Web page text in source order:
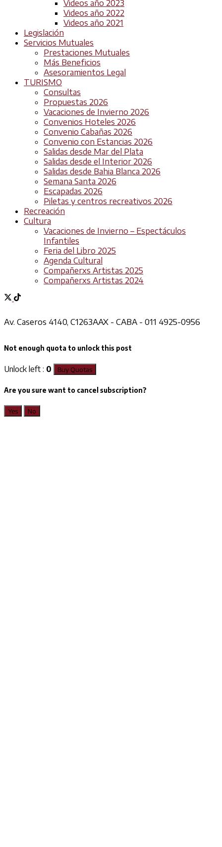
Videos año 2023
Videos año 2022
Videos año 2021
Legislación
Servicios Mutuales
Prestaciones Mutuales
Más Beneficios
Asesoramientos Legal
TURISMO
Consultas
Propuestas 2026
Vacaciones de Invierno 2026
Convenios Hoteles 2026
Convenio Cabañas 2026
Convenio con Estancias 2026
Salidas desde Mar del Plata
Salidas desde el Interior 2026
Salidas desde Bahia Blanca 2026
Semana Santa 2026
Escapadas 2026
Piletas y centros recreativos 2026
Recreación
Cultura
Vacaciones de Invierno – Espectáculos
Infantiles
Feria del Libro 2025
Agenda Cultural
Compañerxs Artistas 2025
Compañerxs Artistas 2024
Av. Caseros 4140, C1263AAX - CABA - 011 4925-0956
Not enough quota to unlock this post
Unlock left : 0 Buy Quotas
Are you sure want to cancel subscription?
Yes No